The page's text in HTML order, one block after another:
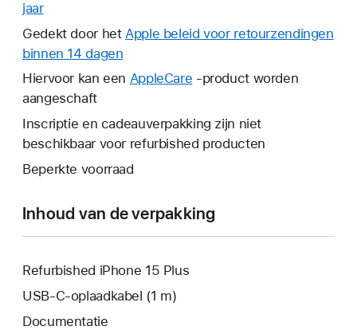
jaarHierdoor
wordt
er
nieuw
venster
geopend.
Gedekt door het Apple beleid voor retourzendingen
binnen 14 dagen
wordt
nieuw
venster
geopend.
Hiervoor kan een AppleCare Hierdoor
er
een
-product worden
aangeschaft
Inscriptie en cadeauverpakking zijn niet
beschikbaar voor refurbished producten
Beperkte voorraad
Inhoud van de verpakking
Refurbished iPhone 15 Plus
USB‑C-oplaadkabel (1 m)
Documentatie